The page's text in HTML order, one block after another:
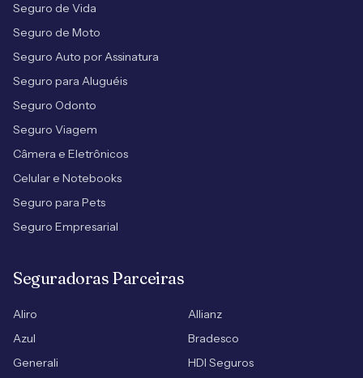
Seguro de Vida
Seguro de Moto
Seguro Auto por Assinatura
Seguro para Aluguéis
Seguro Odonto
Seguro Viagem
Câmera e Eletrônicos
Celular e Notebooks
Seguro para Pets
Seguro Empresarial
Seguradoras Parceiras
Aliro
Allianz
Azul
Bradesco
Generali
HDI Seguros